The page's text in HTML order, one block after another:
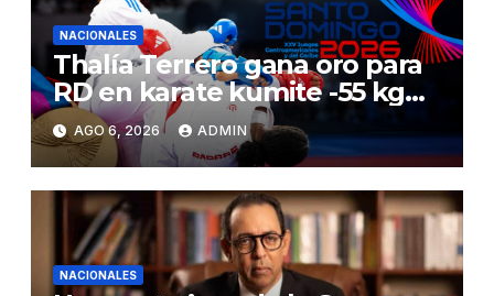
NACIONALES
Thalía Terrero gana oro para
RD en karate kumite -55 kg
en Santo Domingo 2026
AGO 6, 2026 ADMIN
NACIONALES